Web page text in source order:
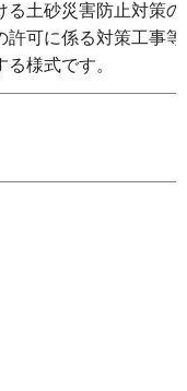
る土砂災害防止対策
許可に係る対策工事
様式です。